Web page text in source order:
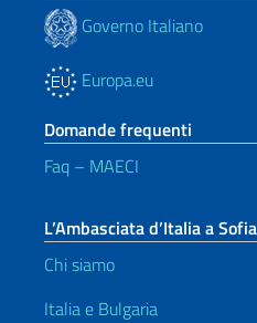
Governo Italiano
Europa.eu
Domande frequenti
Faq – MAECI
L’Ambasciata d’Italia a Sofia
Chi siamo
Italia e Bulgaria